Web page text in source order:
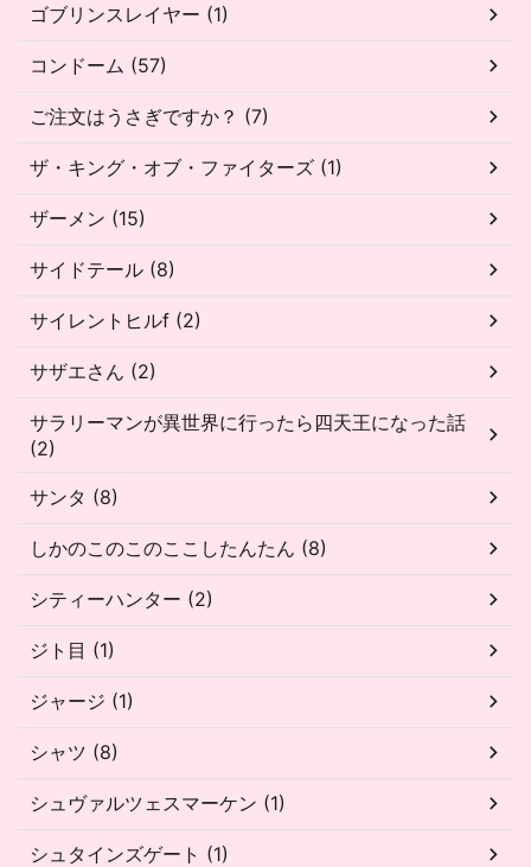
ゴブリンスレイヤー (1)
コンドーム (57)
ご注文はうさぎですか？ (7)
ザ・キング・オブ・ファイターズ (1)
ザーメン (15)
サイドテール (8)
サイレントヒルf (2)
サザエさん (2)
サラリーマンが異世界に行ったら四天王になった話
(2)
サンタ (8)
しかのこのこのここしたんたん (8)
シティーハンター (2)
ジト目 (1)
ジャージ (1)
シャツ (8)
シュヴァルツェスマーケン (1)
シュタインズゲート (1)